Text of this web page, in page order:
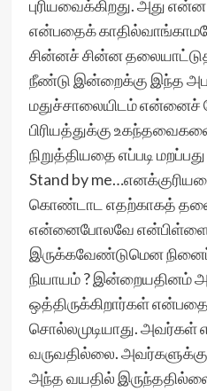
புரியவைக்கிறது. அது
என்பதைக்
சின்னச் சின்ன
நீண்டு இன்றைக்கு இந்த
மதுச்சாலையிடம் என்னைச்
பிரியத்துக்கு
நிறுத்தியதை எப்படி
Stand by
கொண்டாட எதற்காகத்
என்னைபோலவே
இருக்கவேண்டுமென
நியாயம் ? இன்றையதினம்
ஒத்திருக்கிறார்கள்
சொல்லமுடியாது. அவர்கள்
வருவதில்லை.
அந்த வயதில்